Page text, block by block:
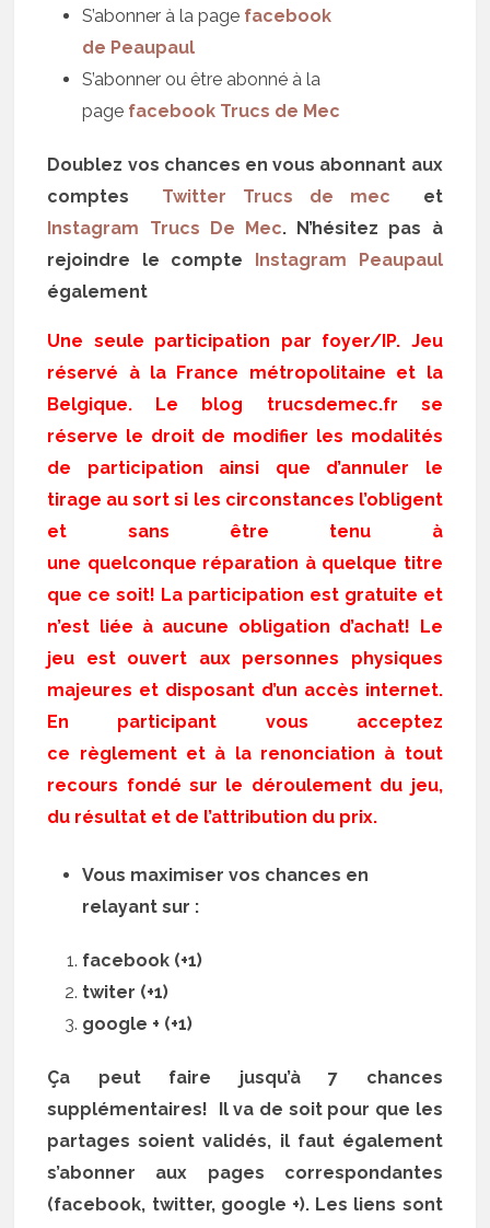
S’abonner à la page facebook
de Peaupaul
S’abonner ou être abonné à la
page facebook Trucs de Mec
Doublez vos chances en vous abonnant aux
comptes Twitter Trucs de mec
et
Instagram Trucs De Mec. N’hésitez pas à
rejoindre le compte Instagram Peaupaul
également
Une seule participation par foyer/IP. Jeu
réservé à la France métropolitaine et la
Belgique. Le blog trucsdemec.fr se
réserve le droit de modifier les modalités
de participation ainsi que d’annuler le
tirage au sort si les circonstances l’obligent
et sans être tenu à
une quelconque réparation à quelque titre
que ce soit! La participation est gratuite et
n’est liée à aucune obligation d’achat! Le
jeu est ouvert aux personnes physiques
majeures et disposant d’un accès internet.
En participant vous acceptez
ce règlement et à la renonciation à tout
recours fondé sur le déroulement du jeu,
du résultat et de l’attribution du prix.
Vous maximiser vos chances en
relayant sur :
facebook (+1)
twiter (+1)
google + (+1)
Ça peut faire jusqu’à 7 chances
supplémentaires! Il va de soit pour que les
partages soient validés, il faut également
s’abonner aux pages correspondantes
(facebook, twitter, google +). Les liens sont